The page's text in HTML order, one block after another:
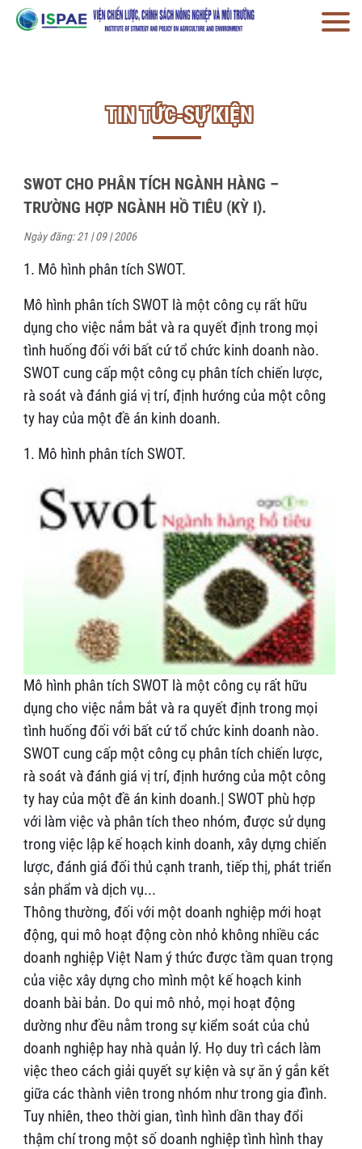
TIN TỨC-SỰ KIỆN
SWOT CHO PHÂN TÍCH NGÀNH HÀNG –
TRƯỜNG HỢP NGÀNH HỒ TIÊU (KỲ I).
Ngày đăng: 21 | 09 | 2006
1. Mô hình phân tích SWOT.
Mô hình phân tích SWOT là một công cụ rất hữu
dụng cho việc nắm bắt và ra quyết định trong mọi
tình huống đối với bất cứ tổ chức kinh doanh nào.
SWOT cung cấp một công cụ phân tích chiến lược,
rà soát và đánh giá vị trí, định hướng của một công
ty hay của một đề án kinh doanh.
1. Mô hình phân tích SWOT.
Mô hình phân tích SWOT là một công cụ rất hữu
dụng cho việc nắm bắt và ra quyết định trong mọi
tình huống đối với bất cứ tổ chức kinh doanh nào.
SWOT cung cấp một công cụ phân tích chiến lược,
rà soát và đánh giá vị trí, định hướng của một công
ty hay của một đề án kinh doanh.| SWOT phù hợp
với làm việc và phân tích theo nhóm, được sử dụng
trong việc lập kế hoạch kinh doanh, xây dựng chiến
lược, đánh giá đối thủ cạnh tranh, tiếp thị, phát triển
sản phẩm và dịch vụ...
Thông thường, đối với một doanh nghiệp mới hoạt
động, qui mô hoạt động còn nhỏ không nhiều các
doanh nghiệp Việt Nam ý thức được tầm quan trọng
của việc xây dựng cho mình một kế hoạch kinh
doanh bài bản. Do qui mô nhỏ, mọi hoạt động
dường như đều nằm trong sự kiểm soát của chủ
doanh nghiệp hay nhà quản lý. Họ duy trì cách làm
việc theo cách giải quyết sự kiện và sự ăn ý gắn kết
giữa các thành viên trong nhóm như trong gia đình.
Tuy nhiên, theo thời gian, tình hình dần thay đổi
thậm chí trong một số doanh nghiệp tình hình thay